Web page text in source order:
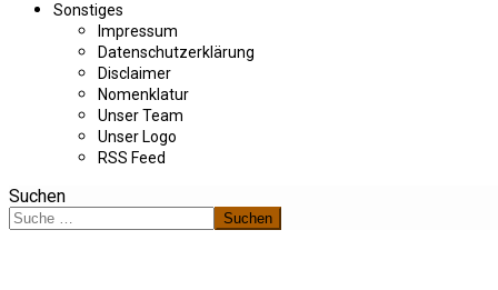
Sonstiges
Impressum
Datenschutzerklärung
Disclaimer
Nomenklatur
Unser Team
Unser Logo
RSS Feed
Suchen
Suchen